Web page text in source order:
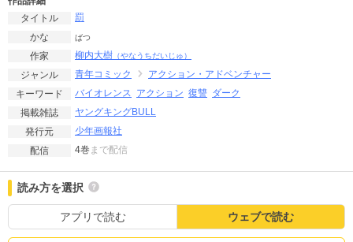
タイトル
罰
かな
ばつ
作家 柳内大樹 （やなうちだいじゅ）
ジャンル 青年コミック
アクション・アドベンチャー
キーワード
バイオレンス アクション 復讐 ダーク
掲載雑誌
ヤングキングBULL
発行元
少年画報社
配信
4巻 まで配信
読み方を選択
アプリで読む ウェブで読む